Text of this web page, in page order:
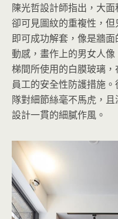
陳光哲設計師指出，大
卻可見圖紋的重複性，
即可成功解套，像是牆
動感，畫作上的男女人
梯間所使用的白膜玻璃
員工的安全性防護措施
隊對細節絲毫不馬虎，
設計一貫的細膩作風。